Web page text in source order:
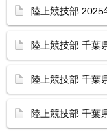
陸上競技部 2025
陸上競技部 千葉
陸上競技部 千葉
陸上競技部 千葉